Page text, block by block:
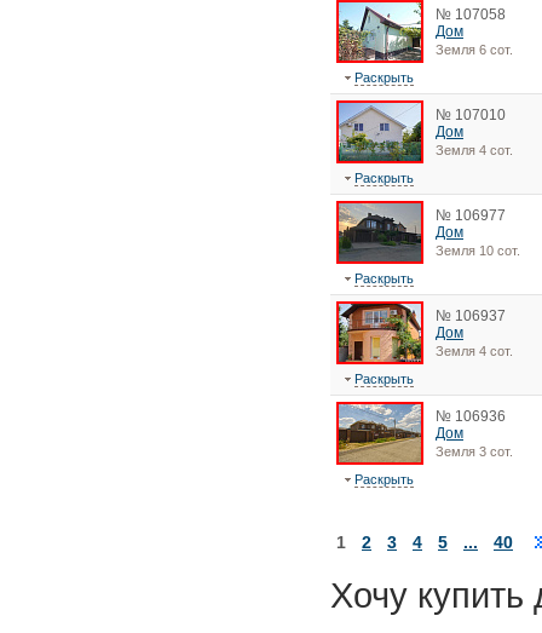
№ 107058
Дом
Земля 6 сот.
Раскрыть
№ 107010
Дом
Земля 4 сот.
Раскрыть
№ 106977
Дом
Земля 10 сот.
Раскрыть
№ 106937
Дом
Земля 4 сот.
Раскрыть
№ 106936
Дом
Земля 3 сот.
Раскрыть
1 2 3 4 5 ... 40
Хочу купить